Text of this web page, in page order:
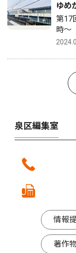
ゆめ
第
時
泉区編集室
情報
著作